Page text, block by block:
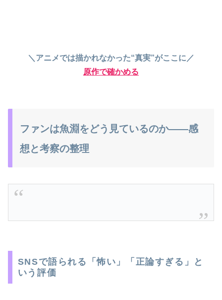
＼アニメでは描かれなかった“真実”がここに／
原作で確かめる
ファンは魚淵をどう見ているのか――感
想と考察の整理
SNSで語られる「怖い」「正論すぎる」と
いう評価